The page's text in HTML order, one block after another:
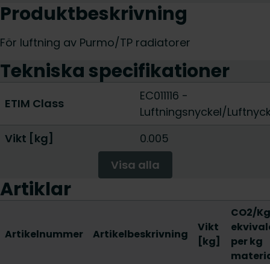
Produktbeskrivning
För luftning av Purmo/TP radiatorer
Tekniska specifikationer
ETIM Class
EC011116 -
Luftningsnyckel/
Vikt [kg]
0.005
Visa alla
Artiklar
Artikelnummer Artikelbeskrivning
Vikt
[kg]
CO2/Kg
per kg